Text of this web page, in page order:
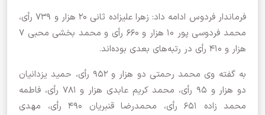
فرماندار فردوس ادامه داد: زهرا علیزاده ثانی ۲۰ هزار و ۷۳۹ رأی،
محمد فردوسی پور ۱۰ هزار و ۶۶۰ رأی و محمد بخشی محبی ۷
هزار و ۴۱۰ رأی در رتبه‌های بعدی بوده‌اند.
به گفته وی محمد رحمتی دو هزار و ۹۵۲ رأی، حمید یزدانیان
دو هزار و ۹۵ رأی، محمد کریم عابدی هزار و ۷۸۱ رأی، فاطمه
محمد زاده ۶۵۱ رأی، محمدرضا قنبریان ۴۹۰ رأی، مهدی